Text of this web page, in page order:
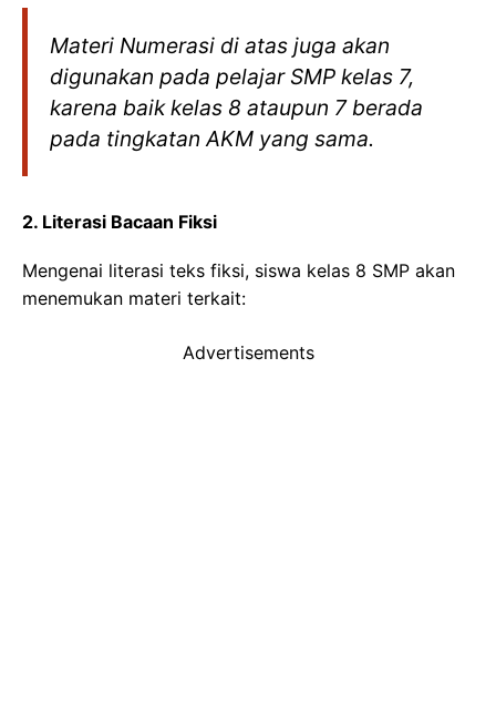
Materi Numerasi di atas juga akan
digunakan pada pelajar SMP kelas 7,
karena baik kelas 8 ataupun 7 berada
pada tingkatan AKM yang sama.
2. Literasi Bacaan Fiksi
Mengenai literasi teks fiksi, siswa kelas 8 SMP akan
menemukan materi terkait:
Advertisements